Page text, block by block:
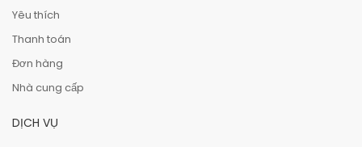
Yêu thích
Thanh toán
Đơn hàng
Nhà cung cấp
DỊCH VỤ